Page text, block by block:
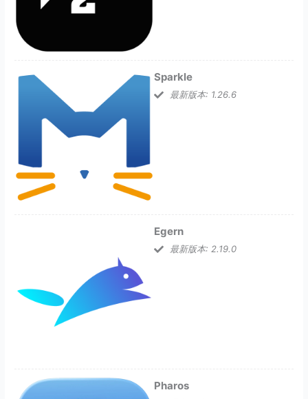
Sparkle
最新版本: 1.26.6
Egern
最新版本: 2.19.0
Pharos